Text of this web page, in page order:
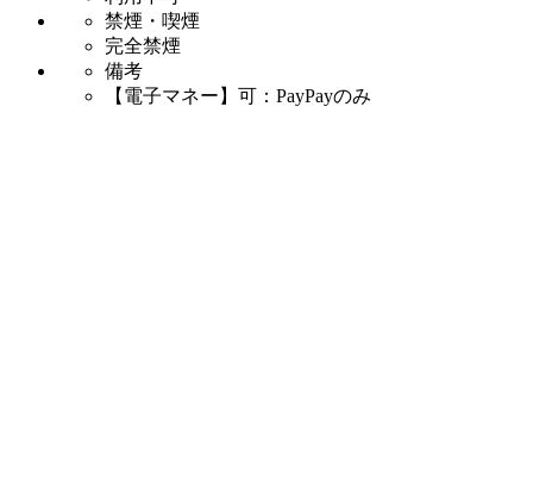
禁煙・喫煙
完全禁煙
備考
【電子マネー】可：PayPayのみ